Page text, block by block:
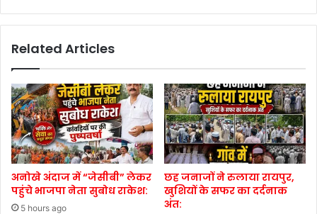
Related Articles
अनोखे अंदाज में “जेसीबी” लेकर
पहुंचे भाजपा नेता सुबोध राकेश:
5 hours ago
छह जनाजों ने रुलाया रायपुर,
खुशियों के सफर का दर्दनाक
अंत: